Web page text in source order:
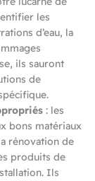
les
d’eau, la
ils sauront
de
: les
bons matériaux
rénovation de
produits de
Ils